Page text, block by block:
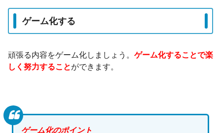
ゲーム化する
頑張る内容をゲーム化しましょう。 ゲーム化することで楽
しく努力することができます。
ゲーム化のポイント